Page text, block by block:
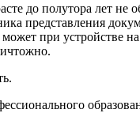
до полутора лет не
представления
при устройстве